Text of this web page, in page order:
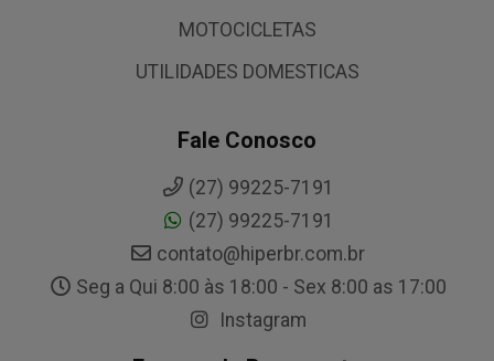
MOTOCICLETAS
UTILIDADES DOMESTICAS
Fale Conosco
(27) 99225-7191
(27) 99225-7191
contato@hiperbr.com.br
Seg a Qui 8:00 às 18:00 - Sex 8:00 as 17:00
Instagram